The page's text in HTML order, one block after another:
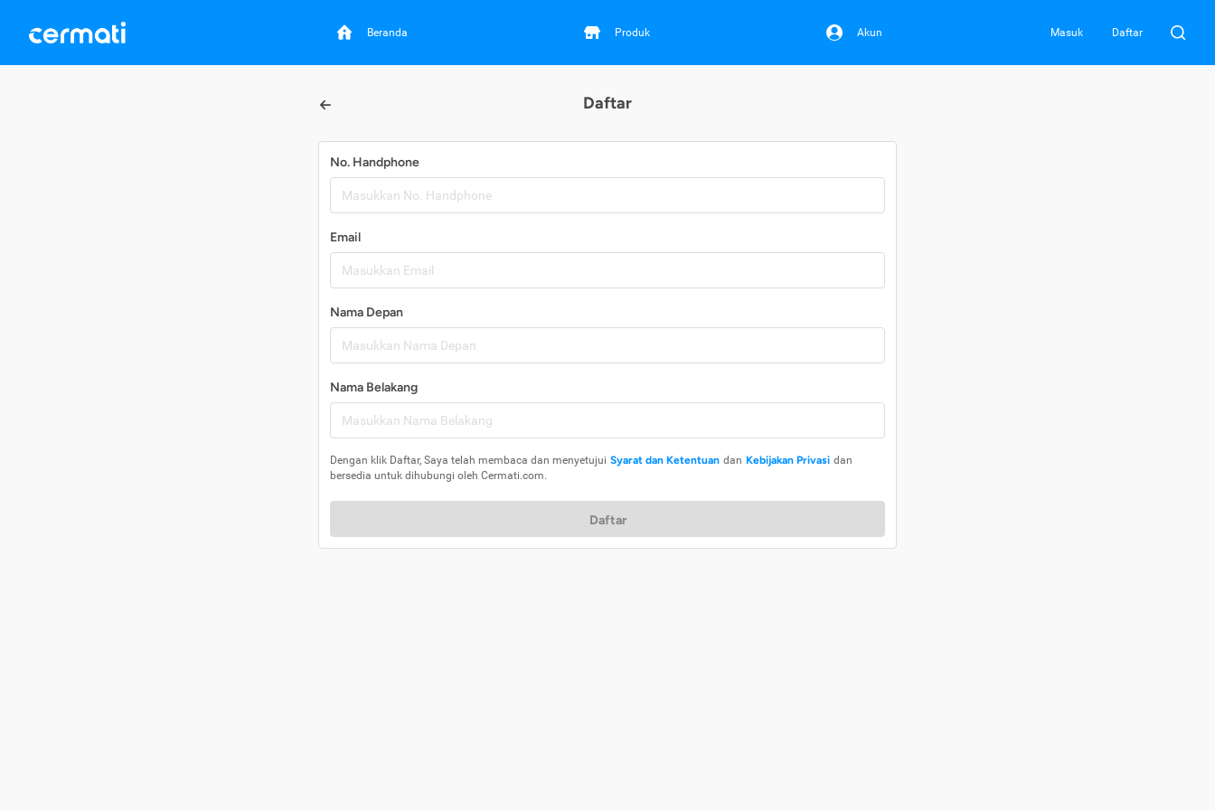
Beranda Produk Akun Masuk Daftar
Daftar
No. Handphone
Email
Nama Depan
Nama Belakang
Dengan klik Daftar, Saya telah membaca dan menyetujui Syarat dan Ketentuan dan Kebijakan Privasi dan
bersedia untuk dihubungi oleh Cermati.com.
Daftar